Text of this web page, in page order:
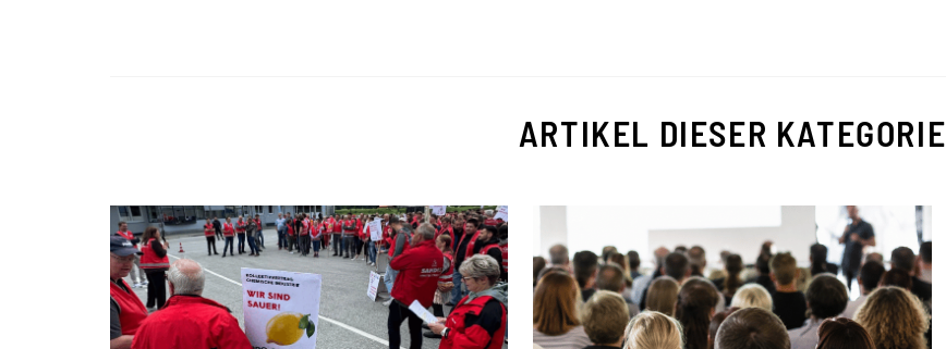
ARTIKEL DIESER KATEGORIE